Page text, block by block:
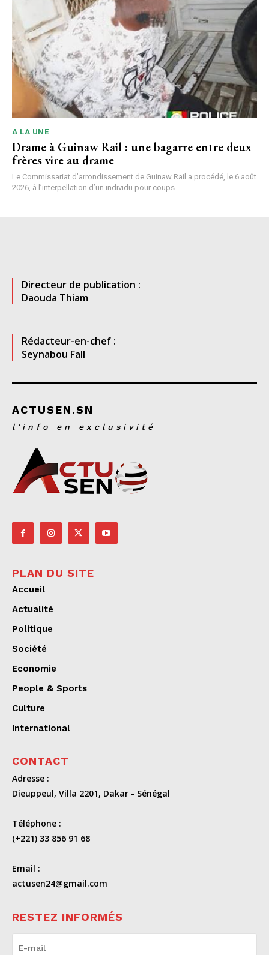
A LA UNE
Drame à Guinaw Rail : une bagarre entre deux
frères vire au drame
Le Commissariat d’arrondissement de Guinaw Rail a procédé, le 6 août
2026, à l’interpellation d’un individu pour coups...
Directeur de publication :
Daouda Thiam
Rédacteur-en-chef :
Seynabou Fall
ACTUSEN.SN
l'info en exclusivité
PLAN DU SITE
Accueil
Actualité
Politique
Société
Economie
People & Sports
Culture
International
CONTACT
Adresse :
Dieuppeul, Villa 2201, Dakar - Sénégal
Téléphone :
(+221) 33 856 91 68
Email :
actusen24@gmail.com
RESTEZ INFORMÉS